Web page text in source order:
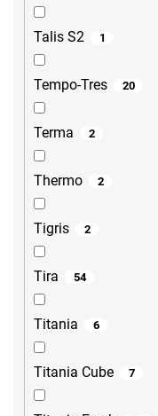
Talis S2 1
Tempo-Tres 20
Terma 2
Thermo 2
Tigris 2
Tira 54
Titania 6
Titania Cube 7